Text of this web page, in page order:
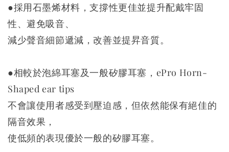
●採用石墨烯材料，支撐性更佳並提升配戴牢固
性、避免吸音、
減少聲音細節遞減，改善並提昇音質。
●相較於泡綿耳塞及一般矽膠耳塞，ePro Horn-
Shaped ear tips
不會讓使用者感受到壓迫感，但依然能保有絕佳的
隔音效果，
使低頻的表現優於一般的矽膠耳塞。